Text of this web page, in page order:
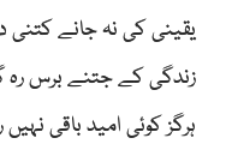
یقینی کی نہ جانے کتنی
زندگی کے جتنے برس رہ
ہرگز کوئی امید باقی نہیں